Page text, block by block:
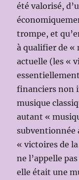
été valorisé,
trompe, et
à qualifier de «
actuelle (les «
financiers non
musique
autant «
subventionnée
« victoires de
ne l’appelle
elle était une